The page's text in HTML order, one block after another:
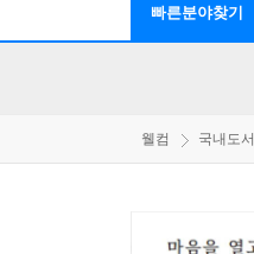
빠른분야찾기
웰컴 국내도서